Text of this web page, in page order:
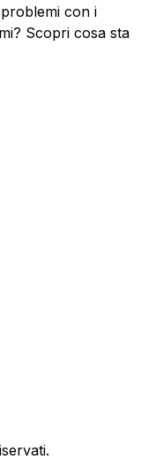
con i
Scopri cosa sta